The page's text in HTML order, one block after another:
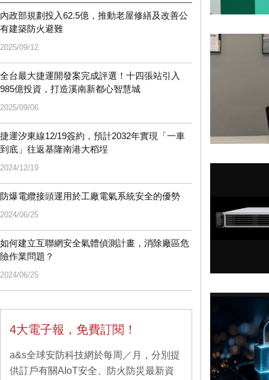
內政部規劃投入62.5億，推動老屋修繕及改善公
有建築防火避難
2025/09/12
全台最大捷運開發案完成評選！十四張站引入
985億投資，打造溪南新都心智慧城
2025/09/06
捷運汐東線12/19簽約，預計2032年實現「一車
到底」往返基隆南港大稻埕
2024/12/19
防爆電纜接頭運用於工廠電氣系統安全的優勢
2024/06/25
如何建立互聯網安全氣體偵測計畫，消除廠區危
險作業問題？
2024/06/25
4大電子報，免費訂閱！
a&s全球安防科技網於每周／月，分別提
供訂戶有關AIoT安全、防火防災最新資